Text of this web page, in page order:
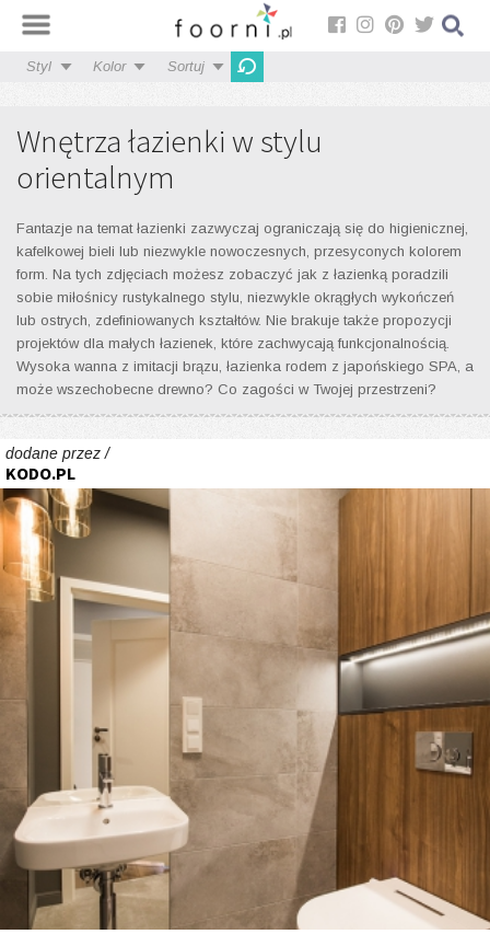
Styl Kolor Sortuj
Wnętrza łazienki w stylu
orientalnym
Fantazje na temat łazienki zazwyczaj ograniczają się do higienicznej,
kafelkowej bieli lub niezwykle nowoczesnych, przesyconych kolorem
form. Na tych zdjęciach możesz zobaczyć jak z łazienką poradzili
sobie miłośnicy rustykalnego stylu, niezwykle okrągłych wykończeń
lub ostrych, zdefiniowanych kształtów. Nie brakuje także propozycji
projektów dla małych łazienek, które zachwycają funkcjonalnością.
Wysoka wanna z imitacji brązu, łazienka rodem z japońskiego SPA, a
może wszechobecne drewno? Co zagości w Twojej przestrzeni?
dodane przez /
KODO.PL